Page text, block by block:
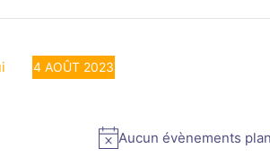
Aucun évènements
4 AOÛT 2023